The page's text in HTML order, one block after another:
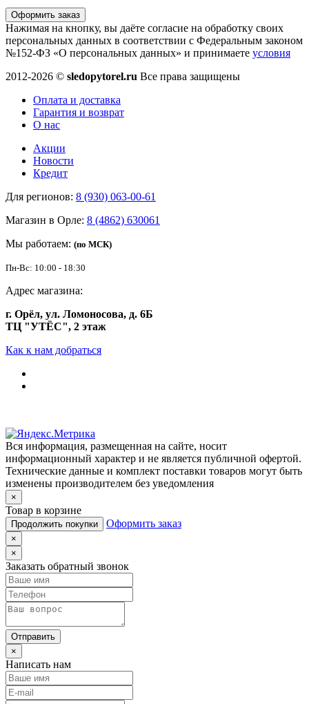
Оформить заказ
Нажимая на кнопку, вы даёте согласие на обработку своих
персональных данных в соответствии с Федеральным законом
№152-ФЗ «О персональных данных» и принимаете условия
2012-2026 © sledopytorel.ru Все права защищены
Оплата и доставка
Гарантия и возврат
О нас
Акции
Новости
Кредит
Для регионов: 8 (930) 063-00-61
Магазин в Орле: 8 (4862) 630061
Мы работаем: (по МСК)
Пн-Вс: 10:00 - 18:30
Адрес магазина:
г. Орёл, ул. Ломоносова, д. 6Б
ТЦ "УТЁС", 2 этаж
Как к нам добраться
Вся информация, размещенная на сайте, носит
информационный характер и не является публичной офертой.
Технические данные и комплект поставки товаров могут быть
изменены производителем без уведомления
×
Товар в корзине
Продолжить покупки Оформить заказ
×
×
Заказать обратный звонок
Отправить
×
Написать нам